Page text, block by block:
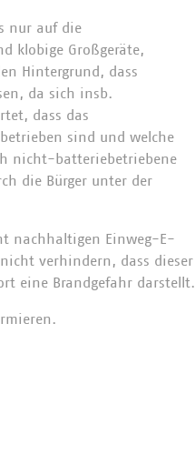
nur auf die
klobige Großgeräte,
Hintergrund, dass
da sich insb.
dass das
sind und welche
nicht-batteriebetriebene
die Bürger unter der
nachhaltigen Einweg-E-
verhindern, dass dieser
eine Brandgefahr darstellt.